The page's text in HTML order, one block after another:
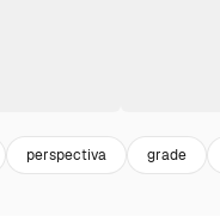
perspectiva grade